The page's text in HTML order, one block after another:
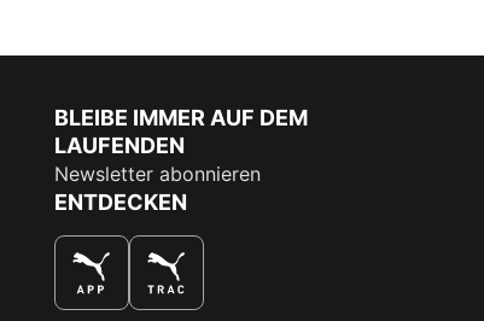
BLEIBE IMMER AUF DEM
LAUFENDEN
Newsletter abonnieren
ENTDECKEN